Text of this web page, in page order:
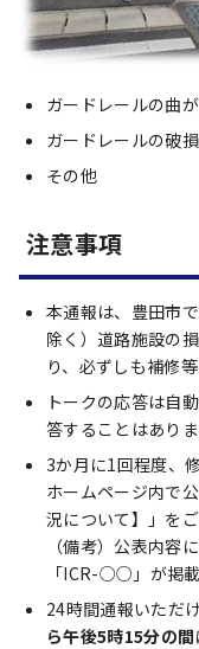
ガードレールの曲
ガードレールの破損
その他
注意事項
本通報は、豊田市
除く）道路施設の
り、必ずしも補修
トークの応答は自
答することはあり
3か月に1回程度、
ホームページ内で
況について】」をご
（備考）公表内容
「ICR-○○」が掲載
24時間通報いただ
ら午後5時15分の間